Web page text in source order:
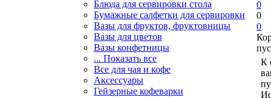
Блюда для сервировки стола
Бумажные салфетки для сервировки
Вазы для фруктов, фруктовницы
Вазы для цветов
Вазы конфетницы
... Показать все
Все для чая и кофе
Аксессуары
Гейзерные кофеварки
0
0
0
К